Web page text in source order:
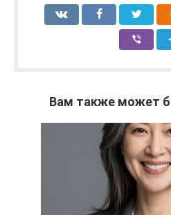
Вам также может